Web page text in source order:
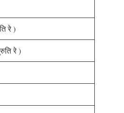
रे )
रे )